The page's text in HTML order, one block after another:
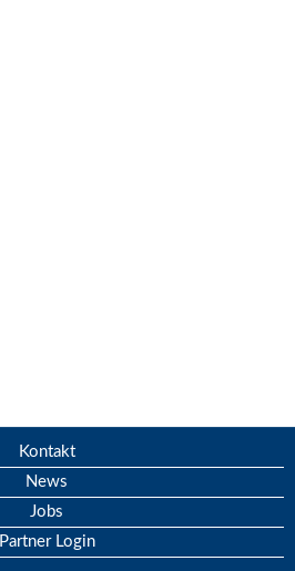
Kontakt
News
Jobs
Partner Login